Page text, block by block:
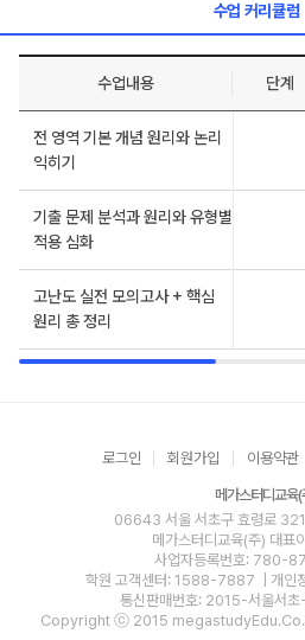
수업 커리큘럼
수업내용 단계
전 영역 기본 개념 원리와 논리
익히기
기출 문제 분석과 원리와 유형별
적용 심화
고난도 실전 모의고사 + 핵심
원리 총 정리
로그인 회원가입 이용약관
메가스터디교육(
06643 서울 서초구 효령로
메가스터디교육(주) 대표
사업자등록번호: 780-
학원 고객센터: 1588-7887
| 개
통신판매번호: 2015-서울서
Copyright ⓒ 2015